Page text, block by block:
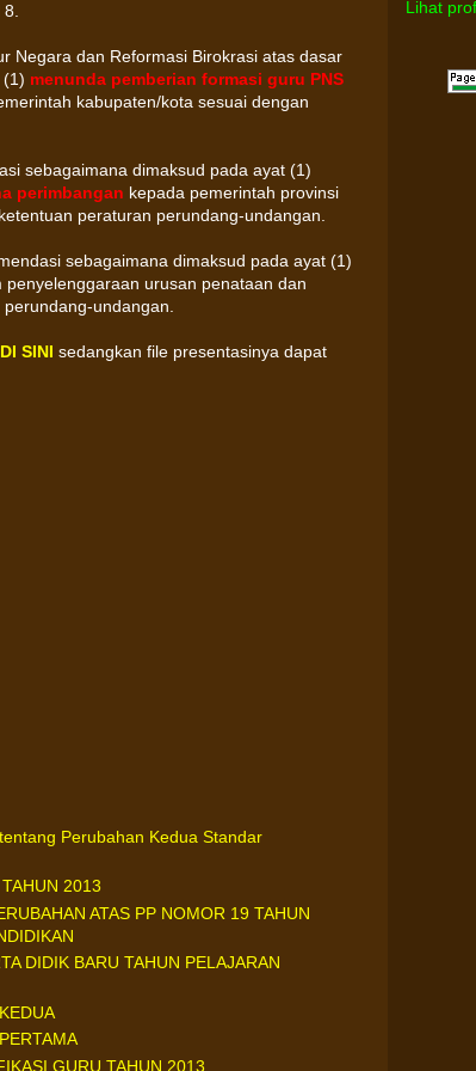
Negara dan Reformasi Birokrasi atas dasar
menunda pemberian formasi guru PNS
kabupaten/kota sesuai dengan
sebagaimana dimaksud pada ayat (1)
perimbangan kepada pemerintah provinsi
peraturan perundang-undangan.
sebagaimana dimaksud pada ayat (1)
urusan penataan dan
undangan.
DI SINI sedangkan file presentasinya dapat
Perubahan Kedua Standar
2013
ATAS PP NOMOR 19 TAHUN
DIDIK BARU TAHUN PELAJARAN
GURU TAHUN 2013
Lihat